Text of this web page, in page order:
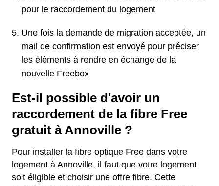
pour le raccordement du logement
Une fois la demande de migration acceptée, un
mail de confirmation est envoyé pour préciser
les éléments à rendre en échange de la
nouvelle Freebox
Est-il possible d'avoir un
raccordement de la fibre Free
gratuit à Annoville ?
Pour installer la fibre optique Free dans votre
logement à Annoville, il faut que votre logement
soit éligible et choisir une offre fibre. Cette